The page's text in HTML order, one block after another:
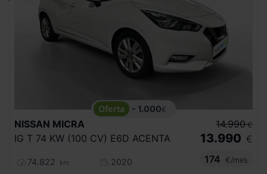
- 1.000€
NISSAN MICRA
IG T 74 KW (100 CV) E6D ACENTA
74.822 km
2020
14.990 €
13.990 €
174
€/mes